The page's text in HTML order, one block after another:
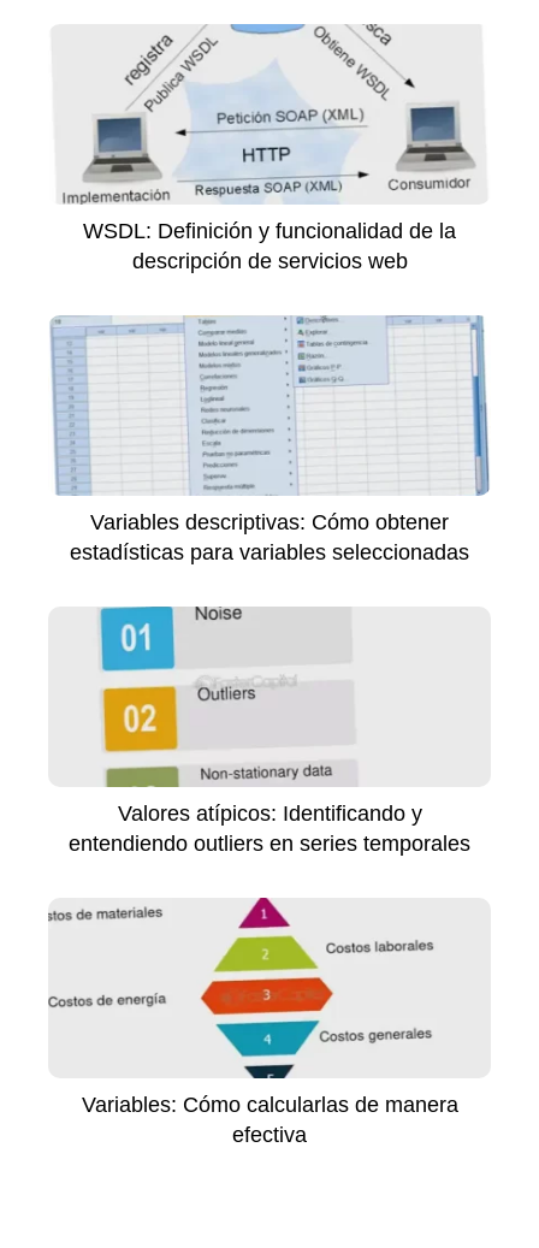
WSDL: Definición y funcionalidad de la
descripción de servicios web
Variables descriptivas: Cómo obtener
estadísticas para variables seleccionadas
Valores atípicos: Identificando y
entendiendo outliers en series temporales
Variables: Cómo calcularlas de manera
efectiva